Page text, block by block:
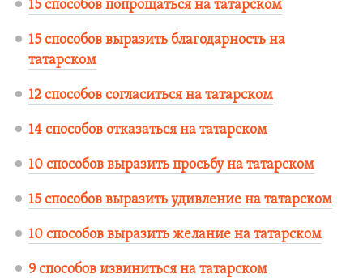
15 способов попрощаться на татарском
15 способов выразить благодарность на
татарском
12 способов согласиться на татарском
14 способов отказаться на татарском
10 способов выразить просьбу на татарском
15 способов выразить удивление на татарском
10 способов выразить желание на татарском
9 способов извиниться на татарском